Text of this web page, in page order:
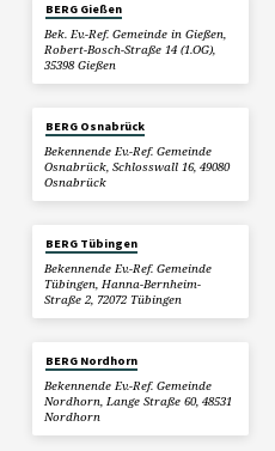
BERG Gießen
Bek. Ev.-Ref. Gemeinde in Gießen,
Robert-Bosch-Straße 14 (1.OG),
35398 Gießen
BERG Osnabrück
Bekennende Ev.-Ref. Gemeinde
Osnabrück, Schlosswall 16, 49080
Osnabrück
BERG Tübingen
Bekennende Ev.-Ref. Gemeinde
Tübingen, Hanna-Bernheim-
Straße 2, 72072 Tübingen
BERG Nordhorn
Bekennende Ev.-Ref. Gemeinde
Nordhorn, Lange Straße 60, 48531
Nordhorn